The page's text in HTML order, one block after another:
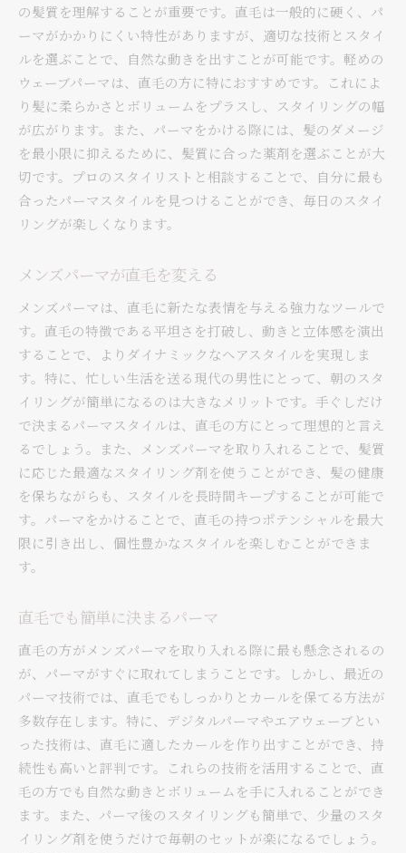
の髪質を理解することが重要です。直毛は一般的に硬く、パ
ーマがかかりにくい特性がありますが、適切な技術とスタイ
ルを選ぶことで、自然な動きを出すことが可能です。軽めの
ウェーブパーマは、直毛の方に特におすすめです。これによ
り髪に柔らかさとボリュームをプラスし、スタイリングの幅
が広がります。また、パーマをかける際には、髪のダメージ
を最小限に抑えるために、髪質に合った薬剤を選ぶことが大
切です。プロのスタイリストと相談することで、自分に最も
合ったパーマスタイルを見つけることができ、毎日のスタイ
リングが楽しくなります。
メンズパーマが直毛を変える
メンズパーマは、直毛に新たな表情を与える強力なツールで
す。直毛の特徴である平坦さを打破し、動きと立体感を演出
することで、よりダイナミックなヘアスタイルを実現しま
す。特に、忙しい生活を送る現代の男性にとって、朝のスタ
イリングが簡単になるのは大きなメリットです。手ぐしだけ
で決まるパーマスタイルは、直毛の方にとって理想的と言え
るでしょう。また、メンズパーマを取り入れることで、髪質
に応じた最適なスタイリング剤を使うことができ、髪の健康
を保ちながらも、スタイルを長時間キープすることが可能で
す。パーマをかけることで、直毛の持つポテンシャルを最大
限に引き出し、個性豊かなスタイルを楽しむことができま
す。
直毛でも簡単に決まるパーマ
直毛の方がメンズパーマを取り入れる際に最も懸念されるの
が、パーマがすぐに取れてしまうことです。しかし、最近の
パーマ技術では、直毛でもしっかりとカールを保てる方法が
多数存在します。特に、デジタルパーマやエアウェーブとい
った技術は、直毛に適したカールを作り出すことができ、持
続性も高いと評判です。これらの技術を活用することで、直
毛の方でも自然な動きとボリュームを手に入れることができ
ます。また、パーマ後のスタイリングも簡単で、少量のスタ
イリング剤を使うだけで毎朝のセットが楽になるでしょう。